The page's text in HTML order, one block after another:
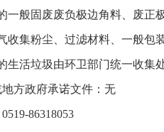
般固废废负极边角料、废正
收集粉尘、过滤材料、一般包
生活垃圾由环卫部门统一收集
方政府承诺文件：无
86318053